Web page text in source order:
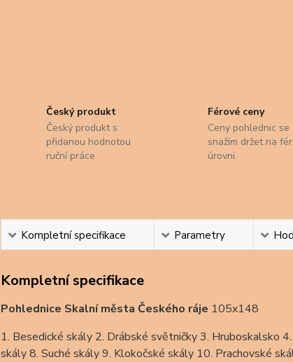
Český produkt
Český produkt s
přidanou hodnotou
ruční práce.
Férové ceny
Ceny pohlednic se
snažím držet na
úrovni.
Kompletní specifikace Parametry
Kompletní specifikace
Pohlednice Skalní města Českého ráje 105x148
1. Besedické skály 2. Drábské světničky 3. Hruboskalsko
skály 8. Suché skály 9. Klokočské skály 10. Prachovské